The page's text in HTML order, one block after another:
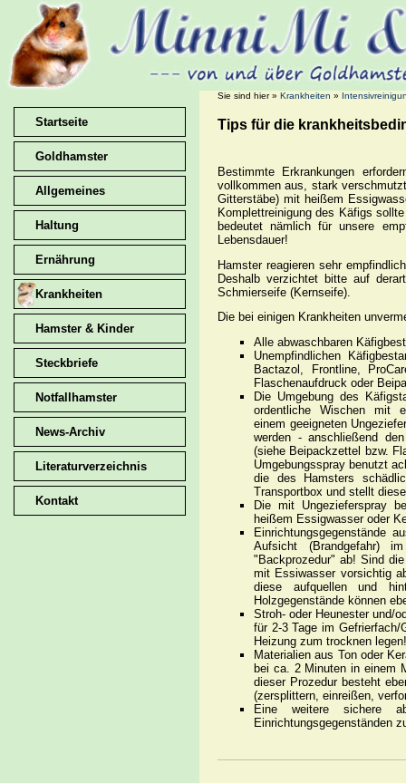
Startseite
Goldhamster
Allgemeines
Haltung
Ernährung
Krankheiten
Hamster & Kinder
Steckbriefe
Notfallhamster
News-Archiv
Literaturverzeichnis
Kontakt
Sie sind hier » Krankheiten »
Tips für die
Bestimmte Erkrankungen
vollkommen aus, stark
Gitterstäbe) mit heißem
Komplettreinigung des Käfigs
bedeutet nämlich für unsere
Lebensdauer!
Hamster reagieren sehr
Deshalb verzichtet bitte auf
Schmierseife (Kernseife).
Die bei einigen Krankheiten
Alle abwaschbaren
Unempfindlichen
Bactazol, Frontline,
Flaschenaufdruck oder
Die Umgebung des
ordentliche Wischen mit
einem geeigneten
werden - anschließend
(siehe Beipackzettel bzw.
Umgebungsspray benutzt
die des Hamsters
Transportbox und stellt
Die mit Ungezieferspray
heißem Essigwasser oder
Einrichtungsgegenstände
Aufsicht (Brandgefahr)
"Backprozedur" ab! Sind
mit Essiwasser vorsichtig
diese aufquellen und
Holzgegenstände können
Stroh- oder Heunester und/
für 2-3 Tage im
Heizung zum trocknen
Materialien aus Ton oder
bei ca. 2 Minuten in einem
dieser Prozedur besteht
(zersplittern, einreißen,
Eine weitere sichere
Einrichtungsgegenständen